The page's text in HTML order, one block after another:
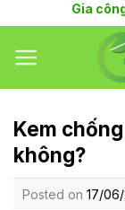
to
content
Gia
Kem
không?
Posted on 17/